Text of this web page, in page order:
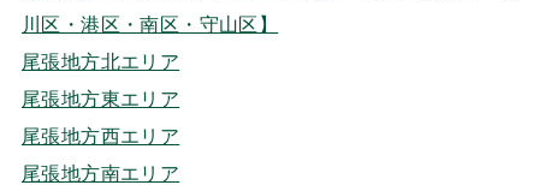
川区・港区・南区・守山区】
尾張地方北エリア
尾張地方東エリア
尾張地方西エリア
尾張地方南エリア